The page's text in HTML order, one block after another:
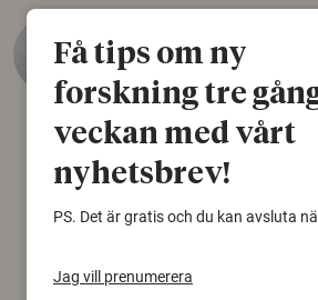
Gammalt
äldsta sko
22 juni 2026
Det som arkeologer
björnfäll visar sig
gammal sko. Fyndet
skomode och
Arkeologi
Få tips om ny
forskning tre
veckan med vårt
nyhetsbrev!
PS. Det är gratis och du kan avsluta
Jag vill prenumerera